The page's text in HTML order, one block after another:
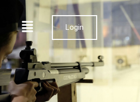
Login